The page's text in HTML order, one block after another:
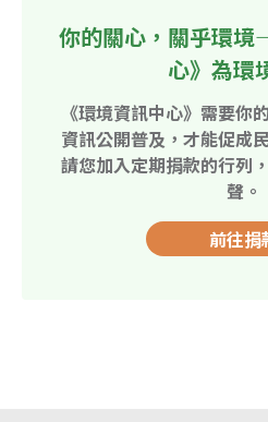
你的關心，關乎環
心》為環
《環境資訊中心》需要你
資訊公開普及，才能促成
請您加入定期捐款的行列
聲。
前往捐